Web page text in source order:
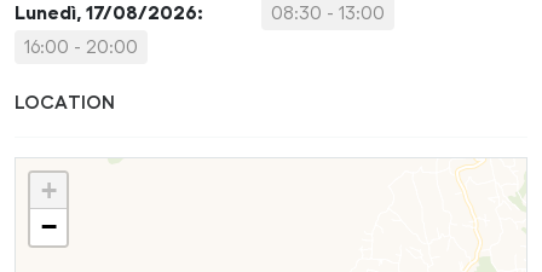
Lunedì, 17/08/2026:
08:30 - 13:00
16:00 - 20:00
LOCATION
+
−